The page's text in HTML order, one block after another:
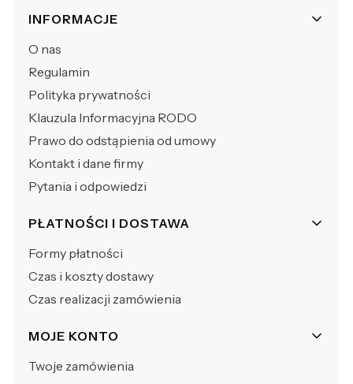
Linki w stopce
INFORMACJE
O nas
Regulamin
Polityka prywatności
Klauzula Informacyjna RODO
Prawo do odstąpienia od umowy
Kontakt i dane firmy
Pytania i odpowiedzi
PŁATNOŚCI I DOSTAWA
Formy płatności
Czas i koszty dostawy
Czas realizacji zamówienia
MOJE KONTO
Twoje zamówienia